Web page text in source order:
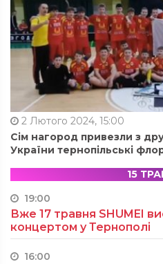
2 Лютого 2024, 15:00
Сім нагород привезли з
України тернопільські
15
19:00
Вже 17 травня SHUMEI
концертом у Тернополі
16:00